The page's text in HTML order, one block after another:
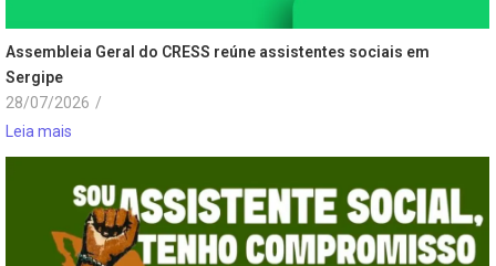
Assembleia Geral do CRESS reúne assistentes sociais em
Sergipe
28/07/2026 /
Leia mais